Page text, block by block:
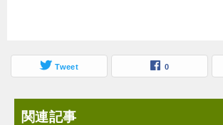
Tweet 0
関連記事